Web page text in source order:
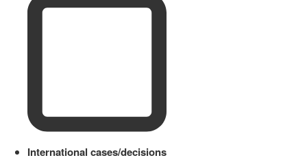
International cases/decisions